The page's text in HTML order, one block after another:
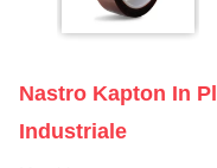
Nastro Kapton In
Industriale